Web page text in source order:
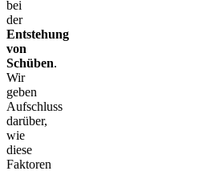
bei
der
Entstehung
von
Schüben.
Wir
geben
Aufschluss
darüber,
wie
diese
Faktoren